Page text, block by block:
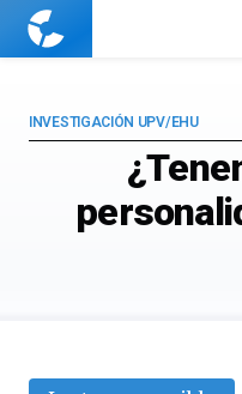
Cuaderno
INVESTIGACIÓN UPV/EHU